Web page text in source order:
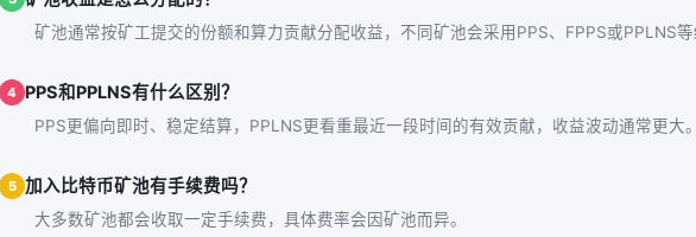
矿池通常按矿工提交的份额和算力贡献分配收益，不同矿池会采用PPS、FPPS或PPLNS等
4 PPS和PPLNS有什么区别？
PPS更偏向即时、稳定结算，PPLNS更看重最近一段时间的有效贡献，收益波动通常更大。
5 加入比特币矿池有手续费吗？
大多数矿池都会收取一定手续费，具体费率会因矿池而异。